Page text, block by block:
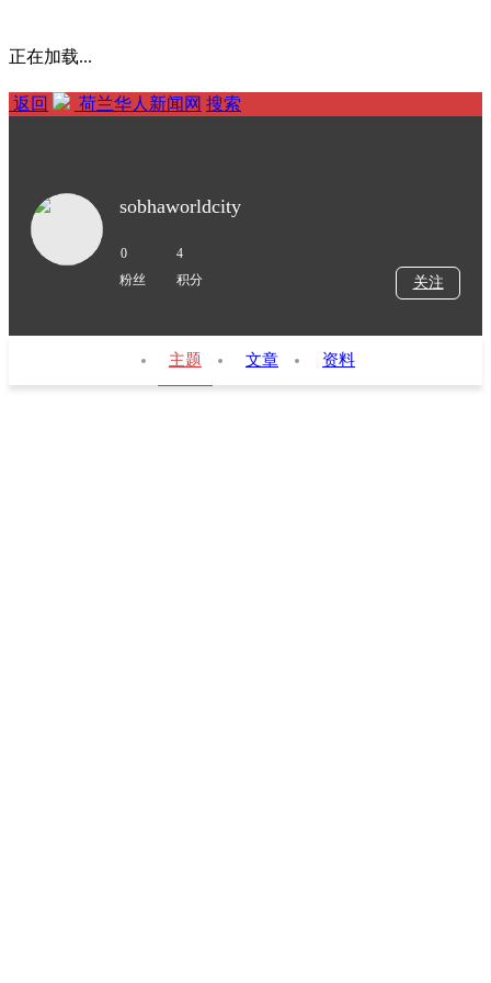
正在加载...
返回 荷兰华人新闻网 搜索
sobhaworldcity
0
粉丝
4
积分
关注
主题 文章 资料